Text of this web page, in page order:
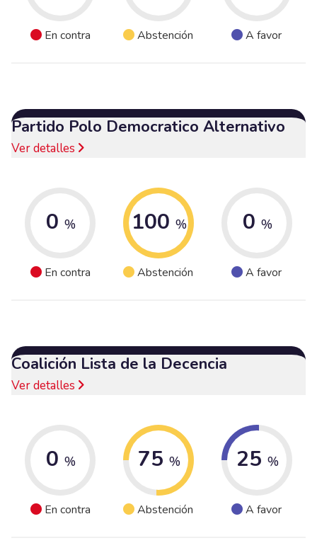
En contra Abstención A favor
Partido Polo Democratico Alternativo
Ver detalles
0 %
En contra
100 %
Abstención
0 %
A favor
Coalición Lista de la Decencia
Ver detalles
0 %
En contra
75 %
Abstención
25 %
A favor